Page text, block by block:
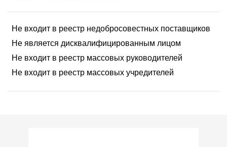
Не входит в реестр недобросовестных поставщиков
Не является дисквалифицированным лицом
Не входит в реестр массовых руководителей
Не входит в реестр массовых учредителей